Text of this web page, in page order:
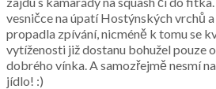
vesničce na úpatí Hostýnských vrchů
propadla zpívání, nicméně k tomu se
vytíženosti již dostanu bohužel pouze
dobrého vínka. A samozřejmě nesmí
jídlo! :)